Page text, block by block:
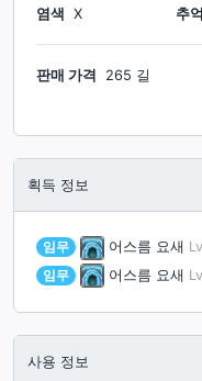
염색
X 추
판매 가격
265 길
획득 정보
임무 어스름 요새
임무
어스름 요새
사용 정보